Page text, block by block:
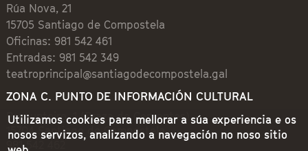
Rúa Nova, 21
15705 Santiago de Compostela
Oficinas: 981 542 461
Entradas: 981 542 349
teatroprincipal@santiagodecompostela.gal
ZONA C. PUNTO DE INFORMACIÓN CULTURAL
Preguntoiro, 1 (Praza de Cervantes)
15704 Santiago de Compostela
981 542 462
Utilizamos cookies para mellorar a súa experiencia e os
nosos servizos, analizando a navegación no noso sitio